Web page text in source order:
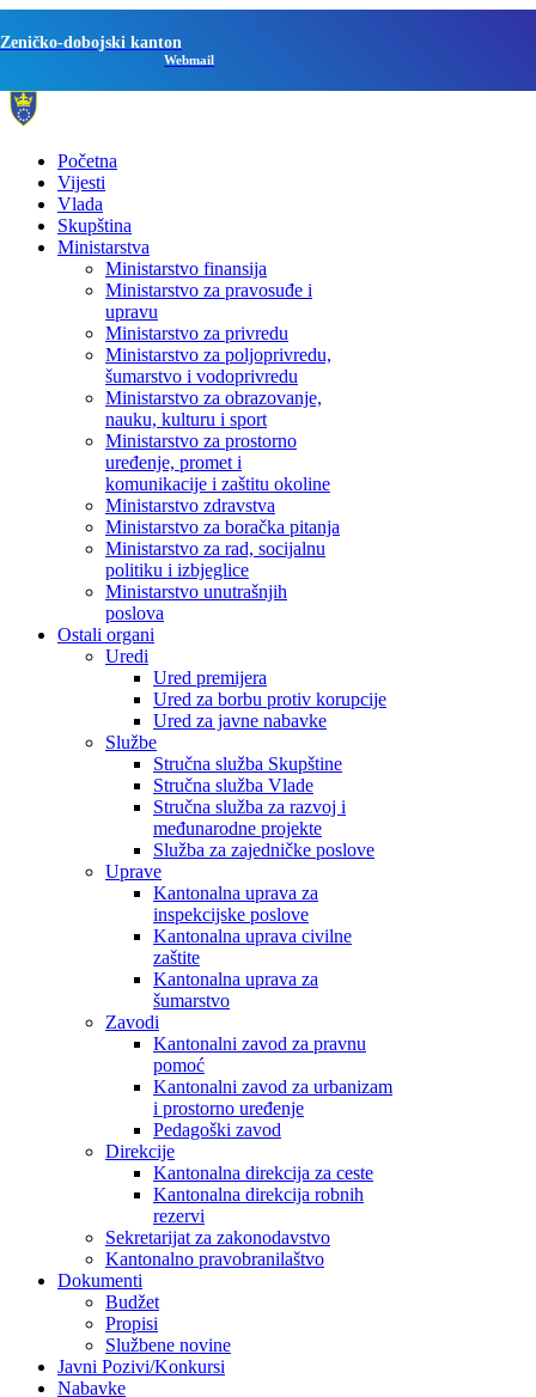
Zeničko-dobojski kanton
Webmail
Početna
Vijesti
Vlada
Skupština
Ministarstva
Ministarstvo finansija
Ministarstvo za pravosuđe i
upravu
Ministarstvo za privredu
Ministarstvo za poljoprivredu,
šumarstvo i vodoprivredu
Ministarstvo za obrazovanje,
nauku, kulturu i sport
Ministarstvo za prostorno
uređenje, promet i
komunikacije i zaštitu okoline
Ministarstvo zdravstva
Ministarstvo za boračka pitanja
Ministarstvo za rad, socijalnu
politiku i izbjeglice
Ministarstvo unutrašnjih
poslova
Ostali organi
Uredi
Ured premijera
Ured za borbu protiv korupcije
Ured za javne nabavke
Službe
Stručna služba Skupštine
Stručna služba Vlade
Stručna služba za razvoj i
međunarodne projekte
Služba za zajedničke poslove
Uprave
Kantonalna uprava za
inspekcijske poslove
Kantonalna uprava civilne
zaštite
Kantonalna uprava za
šumarstvo
Zavodi
Kantonalni zavod za pravnu
pomoć
Kantonalni zavod za urbanizam
i prostorno uređenje
Pedagoški zavod
Direkcije
Kantonalna direkcija za ceste
Kantonalna direkcija robnih
rezervi
Sekretarijat za zakonodavstvo
Kantonalno pravobranilaštvo
Dokumenti
Budžet
Propisi
Službene novine
Javni Pozivi/Konkursi
Nabavke